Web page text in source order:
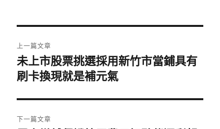
章
導
覽
上一篇文章
上
一
文
章:
未上市股票挑選採用新竹市當鋪具有
刷卡換現就是補元氣
下一篇文章